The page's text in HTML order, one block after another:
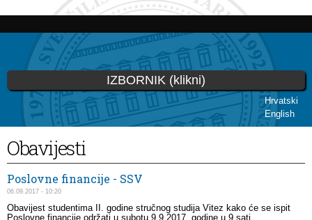
Skoči
glavni
sadržaj
Hrvatski
English
IZBORNIK (klikni)
Vi ste ovdje
Obavijesti
Poslovne financije - SSV
06.09.2017 - 10:20
Obavijest studentima II. godine stručnog studija Vitez kako će se ispit
Poslovne financije održati u subotu 9.9.2017. godine u 9 sati.